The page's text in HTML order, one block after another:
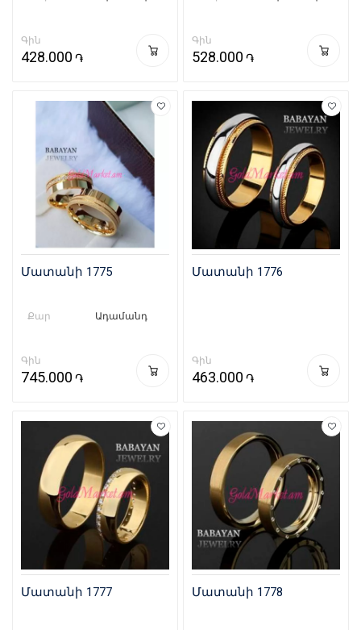
Գին
428.000 ֏
Գին
528.000 ֏
Մատանի 1775
Քար Ադամանդ
Գին
745.000 ֏
Մատանի 1776
Գին
463.000 ֏
Մատանի 1777 Մատանի 1778